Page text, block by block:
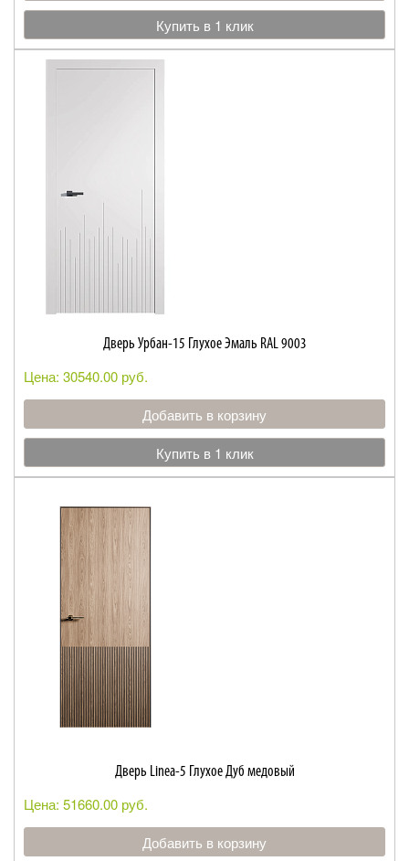
Купить в 1 клик
Дверь Урбан-15 Глухое Эмаль RAL 9003
Цена: 30540.00 руб.
Добавить в корзину
Купить в 1 клик
Дверь Linea-5 Глухое Дуб медовый
Цена: 51660.00 руб.
Добавить в корзину